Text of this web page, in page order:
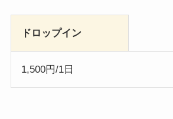
ドロップイン
1,500円/1日